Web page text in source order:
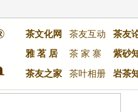
茶文化网 茶友互动
茶友
雅 茗 居
茶 家 寨 紫砂
茶友之家 茶叶相册 岩茶